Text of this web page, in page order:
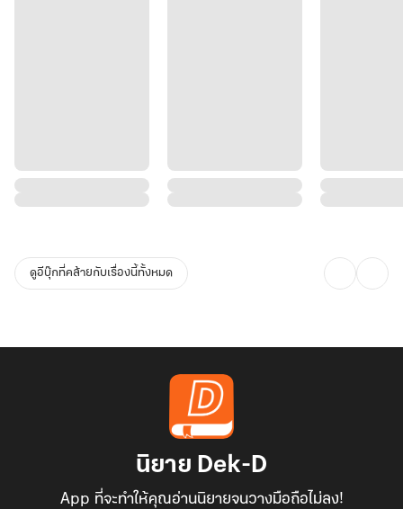
ดูอีบุ๊กที่คล้ายกับเรื่องนี้ทั้งหมด
นิยาย Dek-D
App ที่จะทำให้คุณอ่านนิยายจนวางมือถือไม่ลง!